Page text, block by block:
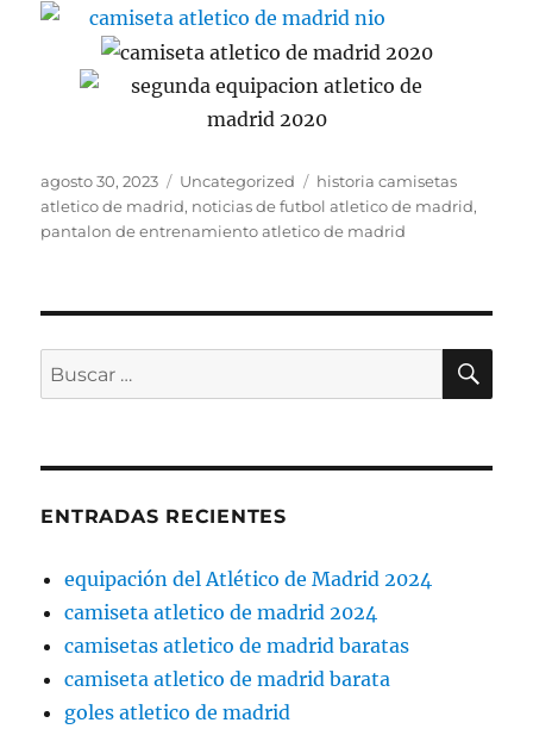
Publicado
el
agosto 30, 2023 Categorías
Uncategorized Etiquetas
historia camisetas
atletico de madrid, noticias de futbol atletico de madrid,
pantalon de entrenamiento atletico de madrid
Buscar
por:
ENTRADAS RECIENTES
equipación del Atlético de Madrid 2024
camiseta atletico de madrid 2024
camisetas atletico de madrid baratas
camiseta atletico de madrid barata
goles atletico de madrid